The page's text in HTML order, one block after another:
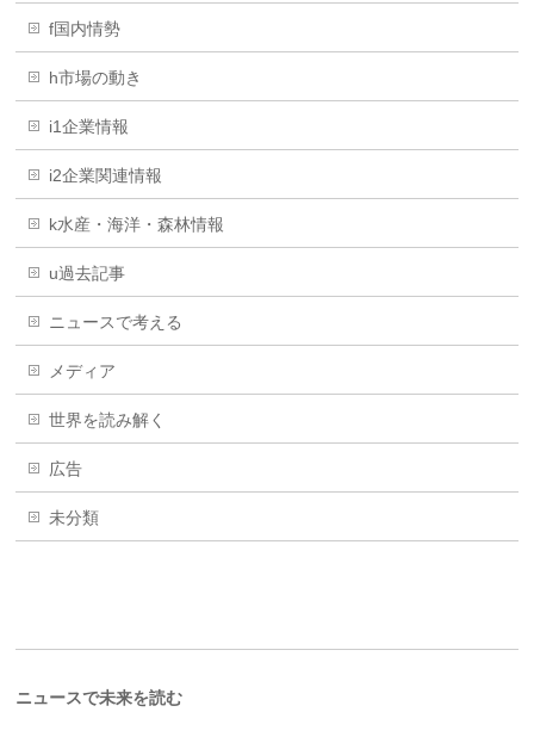
f国内情勢
h市場の動き
i1企業情報
i2企業関連情報
k水産・海洋・森林情報
u過去記事
ニュースで考える
メディア
世界を読み解く
広告
未分類
ニュースで未来を読む